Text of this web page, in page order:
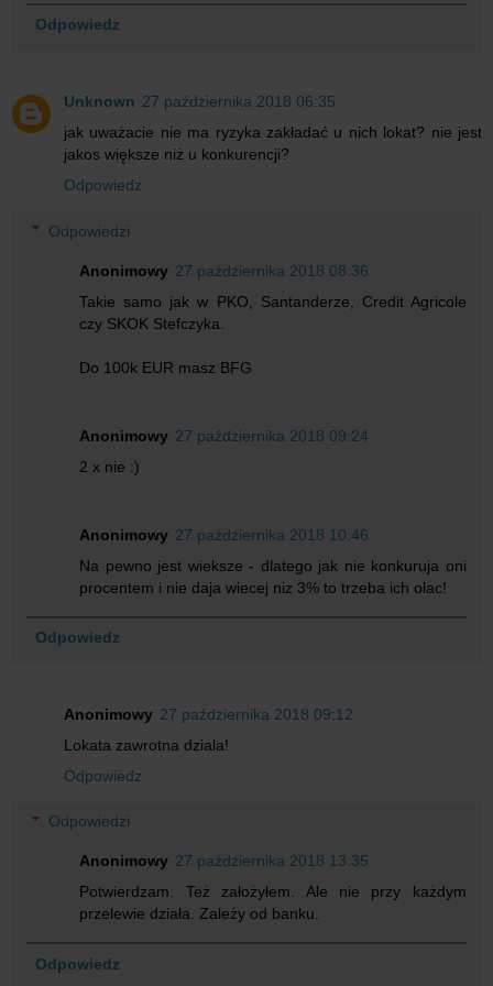
Odpowiedz
Unknown 27 października 2018 06:35
jak uważacie nie ma ryzyka zakładać u nich lokat? nie jest
jakos większe niż u konkurencji?
Odpowiedz
Odpowiedzi
Anonimowy 27 października 2018 08:36
Takie samo jak w PKO, Santanderze, Credit Agricole
czy SKOK Stefczyka.
Do 100k EUR masz BFG
Anonimowy 27 października 2018 09:24
2 x nie :)
Anonimowy 27 października 2018 10:46
Na pewno jest wieksze - dlatego jak nie konkuruja oni
procentem i nie daja wiecej niz 3% to trzeba ich olac!
Odpowiedz
Anonimowy 27 października 2018 09:12
Lokata zawrotna dziala!
Odpowiedz
Odpowiedzi
Anonimowy 27 października 2018 13:35
Potwierdzam. Też założyłem. Ale nie przy każdym
przelewie działa. Zależy od banku.
Odpowiedz